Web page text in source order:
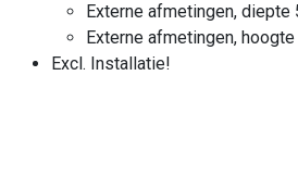
Externe afmetingen, diepte
Externe afmetingen,
Excl. Installatie!